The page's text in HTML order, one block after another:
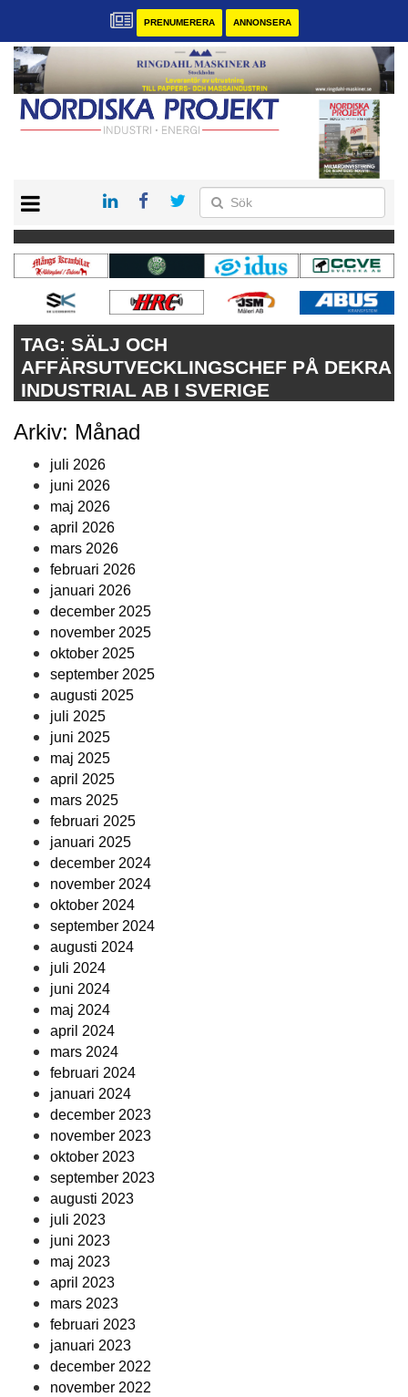
PRENUMERERA ANNONSERA
KONTAKT
VÅRA ANDRA MAGASIN
PRENUMERERA
ANNONSERA
TAG: SÄLJ OCH
AFFÄRSUTVECKLINGSCHEF PÅ DEKRA
INDUSTRIAL AB I SVERIGE
Arkiv: Månad
juli 2026
juni 2026
maj 2026
april 2026
mars 2026
februari 2026
januari 2026
december 2025
november 2025
oktober 2025
september 2025
augusti 2025
juli 2025
juni 2025
maj 2025
april 2025
mars 2025
februari 2025
januari 2025
december 2024
november 2024
oktober 2024
september 2024
augusti 2024
juli 2024
juni 2024
maj 2024
april 2024
mars 2024
februari 2024
januari 2024
december 2023
november 2023
oktober 2023
september 2023
augusti 2023
juli 2023
juni 2023
maj 2023
april 2023
mars 2023
februari 2023
januari 2023
december 2022
november 2022